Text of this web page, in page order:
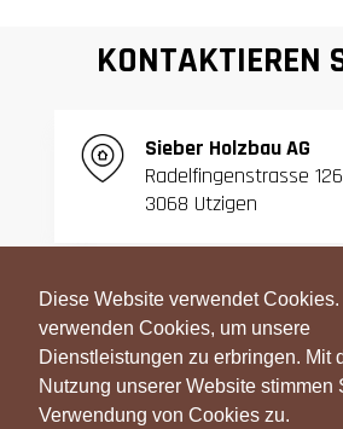
Diese Website verwendet Cookies.
verwenden Cookies, um unsere
Dienstleistungen zu erbringen. Mit
Nutzung unserer Website stimmen
Verwendung von Cookies zu.
KONTAKTIEREN
Sieber Holzbau AG
Radelfingenstrasse 126
3068 Utzigen
T:031 839 06 27
031 839 42 23